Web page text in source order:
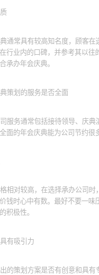
通常具有较高知名度，顾客在
行业内的口碑，并参考其以往
承办年会庆典。
策划的服务是否全面
服务通常包括接待领导、庆典
面的年会庆典能为公司节约很
相对较高，在选择承办公司时
钱时心中有数。最好不要一味
积极性。
有吸引力
的策划方案是否有创意和具有